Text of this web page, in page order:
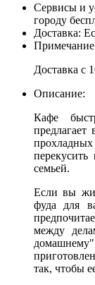
Сервисы и
городу
Доставка:
Доставка с
Описание:
Кафе
семьей.
Если вы
фуда для
между
так, чтобы